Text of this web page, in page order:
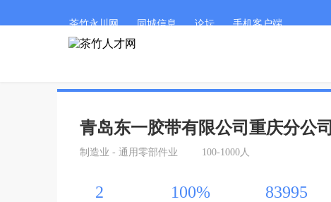
茶竹永川网 同城信息 论坛 手机客户端
青岛东一胶带有限公司重庆分公司
制造业 - 通用零部件业 100-1000人
2 100% 83995